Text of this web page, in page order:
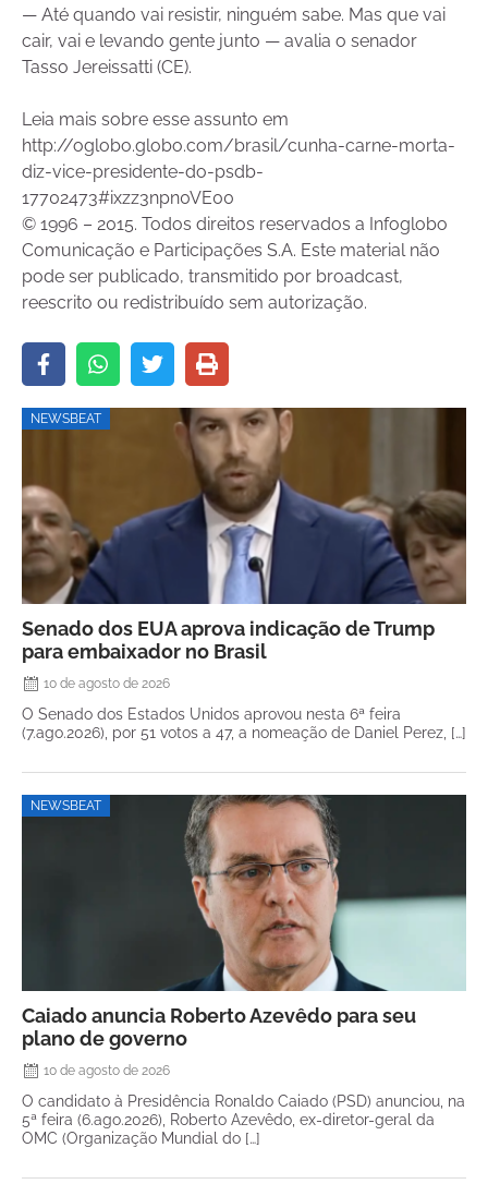
— Até quando vai resistir, ninguém sabe. Mas que vai
cair, vai e levando gente junto — avalia o senador
Tasso Jereissatti (CE).
Leia mais sobre esse assunto em
http://oglobo.globo.com/brasil/cunha-carne-morta-
diz-vice-presidente-do-psdb-
17702473#ixzz3npn0VE00
© 1996 – 2015. Todos direitos reservados a Infoglobo
Comunicação e Participações S.A. Este material não
pode ser publicado, transmitido por broadcast,
reescrito ou redistribuído sem autorização.
NEWSBEAT
Senado dos EUA aprova indicação de Trump
para embaixador no Brasil
10 de agosto de 2026
O Senado dos Estados Unidos aprovou nesta 6ª feira
(7.ago.2026), por 51 votos a 47, a nomeação de Daniel Perez, […]
NEWSBEAT
Caiado anuncia Roberto Azevêdo para seu
plano de governo
10 de agosto de 2026
O candidato à Presidência Ronaldo Caiado (PSD) anunciou, na
5ª feira (6.ago.2026), Roberto Azevêdo, ex-diretor-geral da
OMC (Organização Mundial do […]